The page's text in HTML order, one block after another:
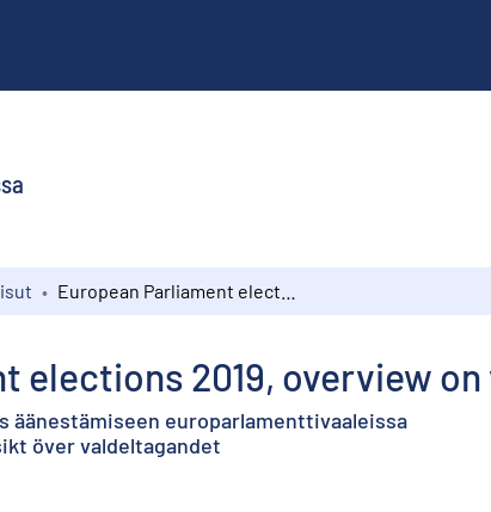
elections 2019, overview
äänestämiseen europarlamenttivaaleissa
över valdeltagandet